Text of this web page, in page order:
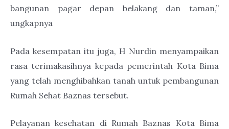
bangunan pagar depan belakang dan taman,”
ungkapnya
Pada kesempatan itu juga, H Nurdin menyampaikan
rasa terimakasihnya kepada pemerintah Kota Bima
yang telah menghibahkan tanah untuk pembangunan
Rumah Sehat Baznas tersebut.
Pelayanan kesehatan di Rumah Baznas Kota Bima